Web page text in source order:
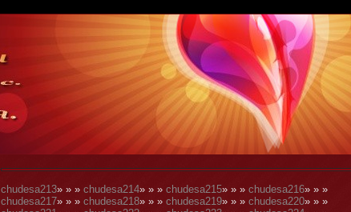
chudesa213» » » chudesa214» » » chudesa215» » » chudesa216» » »
chudesa217» » » chudesa218» » » chudesa219» » » chudesa220» » »